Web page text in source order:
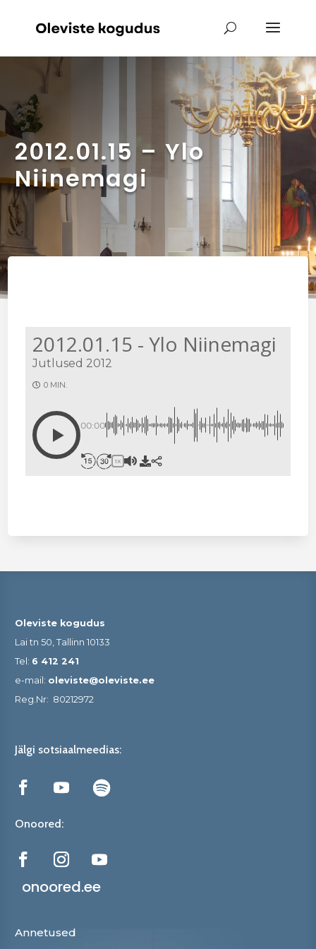
2012.01.15 – Ylo
Niinemagi
2012.01.15 - Ylo Niinemagi
Jutlused 2012
0 MIN.
00:00
1X
Oleviste kogudus
Lai tn 50, Tallinn 10133
Tel: 6 412 241
e-mail: oleviste@oleviste.ee
Reg.Nr: 80212972
Jälgi sotsiaalmeedias:
Onoored:
onoored.ee
Annetused